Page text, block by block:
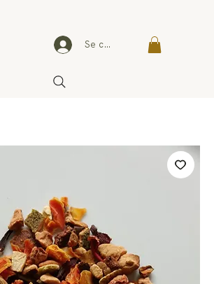
Se connecter